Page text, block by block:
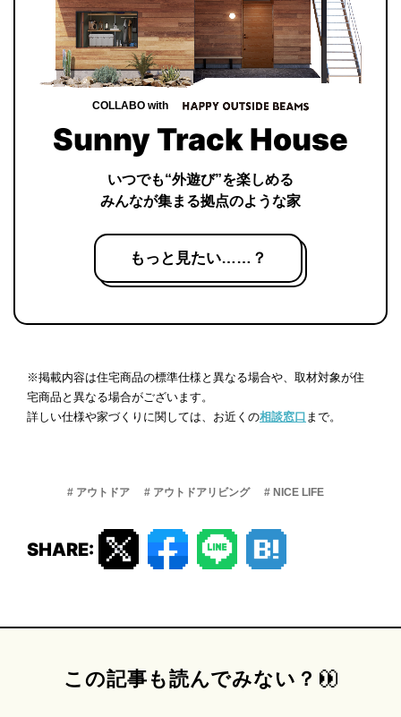
COLLABO with
Sunny Track House
いつでも“外遊び”を楽しめる
みんなが集まる拠点のような家
もっと見たい……？
※掲載内容は住宅商品の標準仕様と異なる場合や、取材対象が住
宅商品と異なる場合がございます。
詳しい仕様や家づくりに関しては、お近くの相談窓口 まで。
# アウトドア # アウトドアリビング # NICE LIFE
SHARE:
この記事も読んでみない？